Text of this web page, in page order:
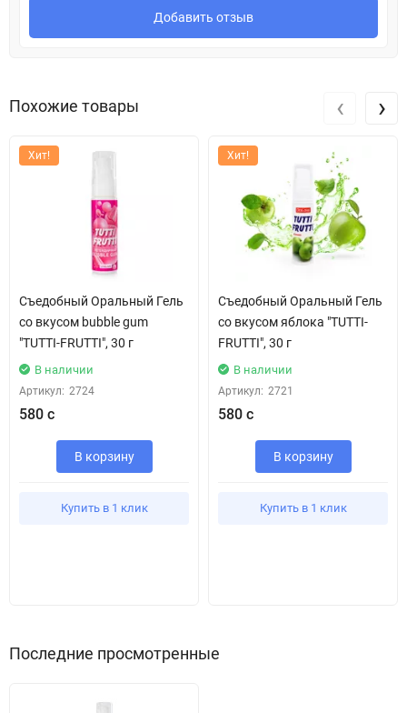
Добавить отзыв
Похожие товары
Хит!
Съедобный Оральный Гель
со вкусом bubble gum
"TUTTI-FRUTTI", 30 г
В наличии
Артикул: 2724
580 с
В корзину
Купить в 1 клик
Хит!
Съедобный Оральный Гель
со вкусом яблока "TUTTI-
FRUTTI", 30 г
В наличии
Артикул: 2721
580 с
В корзину
Купить в 1 клик
‹ ›
Последние просмотренные